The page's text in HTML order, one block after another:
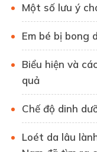
Một số lưu ý
Em bé bị bong
Biểu hiện và
quả
Chế độ dinh
Loét da lâu